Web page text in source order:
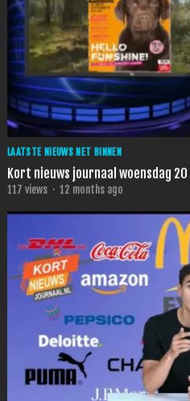
LAATSTE NIEUWS NET BINNEN
117 views · 12 months ago